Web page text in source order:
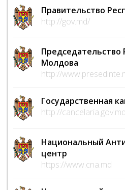
Правительство
http://gov.md/
Председательство
Молдова
http://
Государственная
http://
Национальный
центр
https://www.cna.md